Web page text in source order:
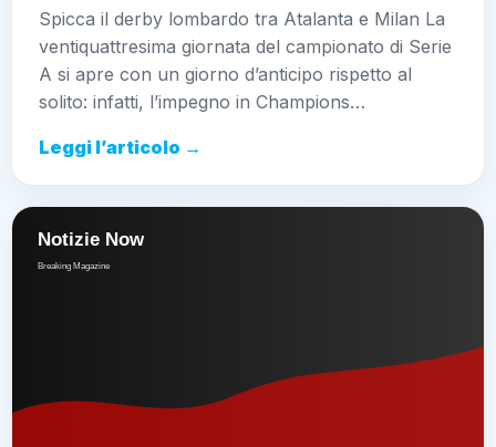
Spicca il derby lombardo tra Atalanta e Milan La
ventiquattresima giornata del campionato di Serie
A si apre con un giorno d’anticipo rispetto al
solito: infatti, l’impegno in Champions…
Leggi l’articolo →